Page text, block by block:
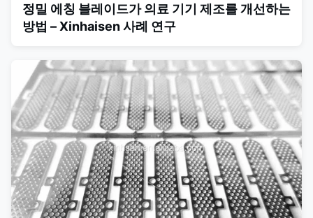
정밀 에칭 블레이드가 의료 기기 제조를 개선하는
방법 – Xinhaisen 사례 연구